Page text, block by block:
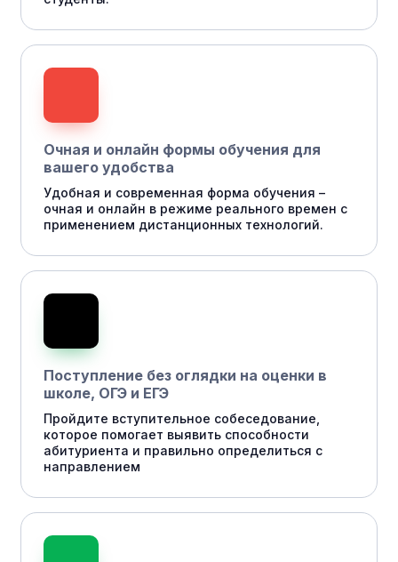
Очная и онлайн формы обучения для
вашего удобства
Удобная и современная форма обучения –
очная и онлайн в режиме реального времен с
применением дистанционных технологий.
Поступление без оглядки на оценки в
школе, ОГЭ и ЕГЭ
Пройдите вступительное собеседование,
которое помогает выявить способности
абитуриента и правильно определиться с
направлением